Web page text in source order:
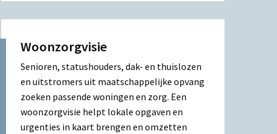
Woonzorgvisie
Senioren, statushouders, dak- en thuislozen
en uitstromers uit maatschappelijke opvang
zoeken passende woningen en zorg. Een
woonzorgvisie helpt lokale opgaven en
urgenties in kaart brengen en omzetten